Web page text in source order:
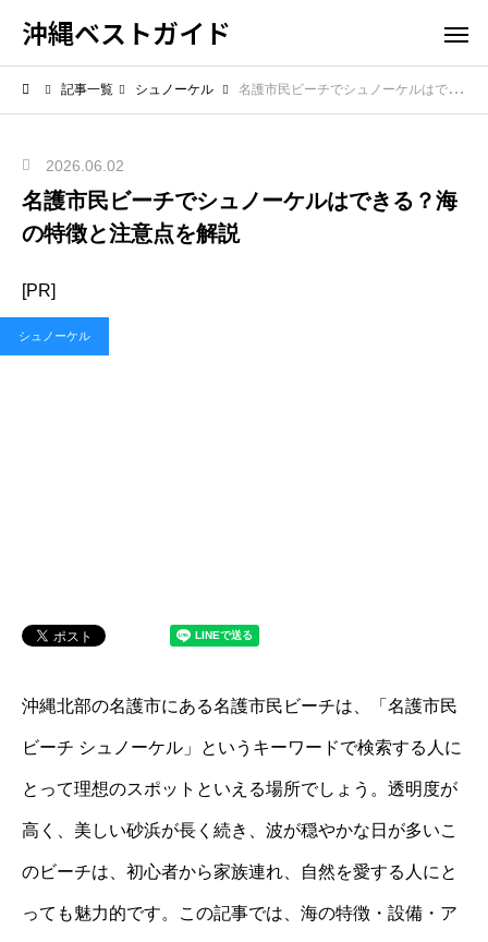
沖縄ベストガイド
記事一覧 シュノーケル 名護市民ビーチでシュノーケルはできる？海の特徴と注意点を解説
2026.06.02
名護市民ビーチでシュノーケルはできる？海
の特徴と注意点を解説
[PR]
シュノーケル
沖縄北部の名護市にある名護市民ビーチは、「名護市民
ビーチ シュノーケル」というキーワードで検索する人に
とって理想のスポットといえる場所でしょう。透明度が
高く、美しい砂浜が長く続き、波が穏やかな日が多いこ
のビーチは、初心者から家族連れ、自然を愛する人にと
っても魅力的です。この記事では、海の特徴・設備・ア